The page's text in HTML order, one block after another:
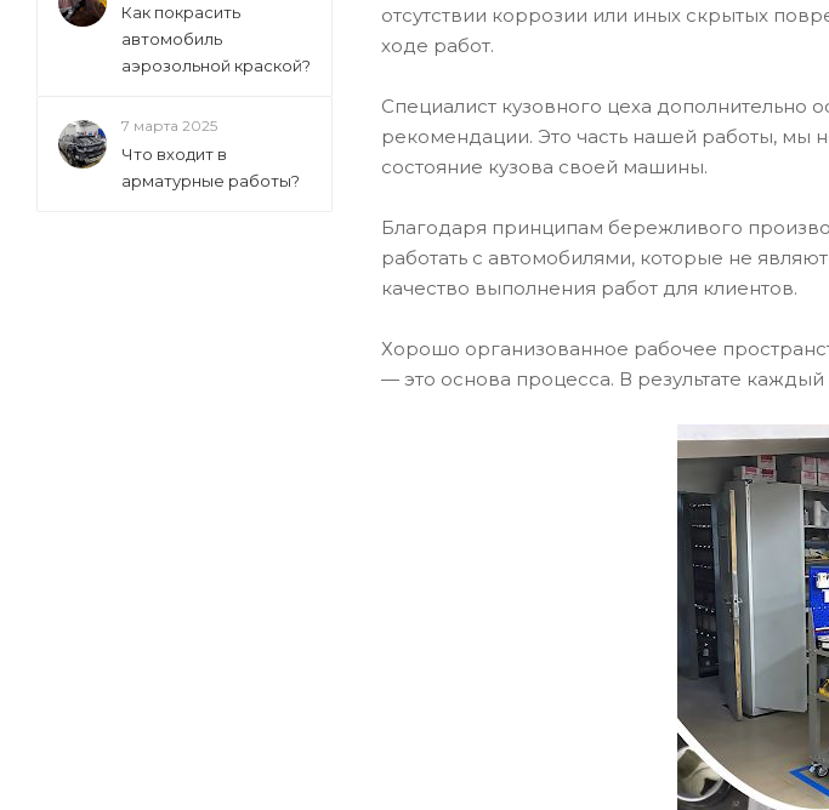
отсутствии коррозии или иных скрытых
ходе работ.
Специалист кузовного цеха дополнительно
рекомендации. Это часть нашей работы, мы
состояние кузова своей машины.
Благодаря принципам бережливого
работать с автомобилями, которые не
качество выполнения работ для клиентов.
Хорошо организованное рабочее
— это основа процесса. В результате
Как покрасить
автомобиль
аэрозольной краской?
7 марта 2025
Что входит в
арматурные работы?